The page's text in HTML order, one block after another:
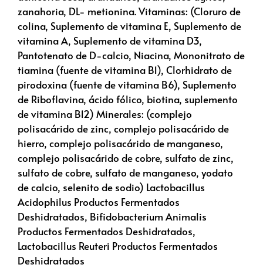
zanahoria, DL- metionina. Vitaminas: (Cloruro de
colina, Suplemento de vitamina E, Suplemento de
vitamina A, Suplemento de vitamina D3,
Pantotenato de D-calcio, Niacina, Mononitrato de
tiamina (fuente de vitamina B1), Clorhidrato de
pirodoxina (fuente de vitamina B6), Suplemento
de Riboflavina, ácido fólico, biotina, suplemento
de vitamina B12) Minerales: (complejo
polisacárido de zinc, complejo polisacárido de
hierro, complejo polisacárido de manganeso,
complejo polisacárido de cobre, sulfato de zinc,
sulfato de cobre, sulfato de manganeso, yodato
de calcio, selenito de sodio) Lactobacillus
Acidophilus Productos Fermentados
Deshidratados, Bifidobacterium Animalis
Productos Fermentados Deshidratados,
Lactobacillus Reuteri Productos Fermentados
Deshidratados